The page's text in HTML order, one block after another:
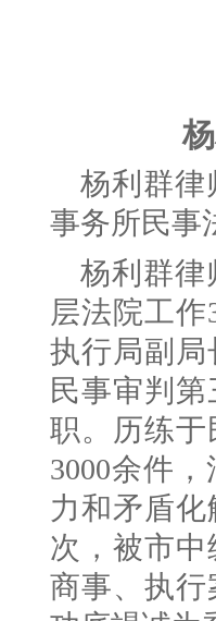
杨利群律
事务所民事
杨利群律
层法院工作
执行局副
民事审判
职。历练
3000余件
力和矛盾
次，被市
商事、执